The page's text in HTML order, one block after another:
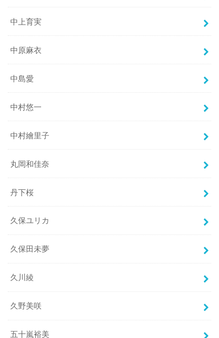
中上育実
中原麻衣
中島愛
中村悠一
中村繪里子
丸岡和佳奈
丹下桜
久保ユリカ
久保田未夢
久川綾
久野美咲
五十嵐裕美